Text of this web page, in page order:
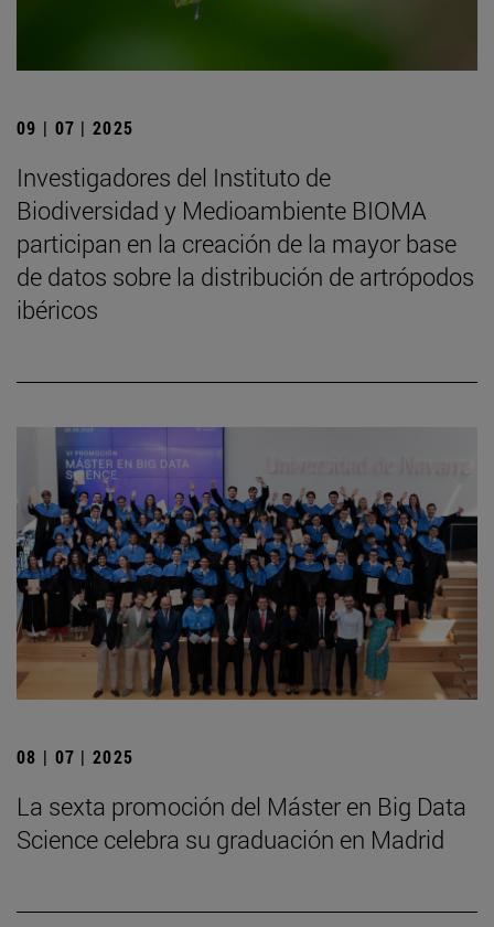
09 | 07 | 2025
Investigadores del Instituto de
Biodiversidad y Medioambiente BIOMA
participan en la creación de la mayor base
de datos sobre la distribución de artrópodos
ibéricos
08 | 07 | 2025
La sexta promoción del Máster en Big Data
Science celebra su graduación en Madrid